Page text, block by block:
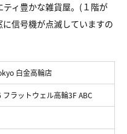
ィ豊かな雑貨屋。(１階が
信号機が点滅していますの
白金高輪店
ラットウェル高輪3F ABC